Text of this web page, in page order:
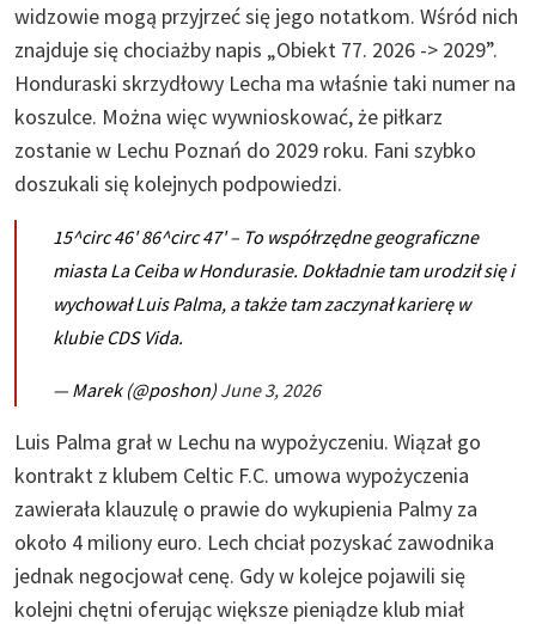
widzowie mogą przyjrzeć się jego notatkom. Wśród nich
znajduje się chociażby napis „Obiekt 77. 2026 -> 2029”.
Honduraski skrzydłowy Lecha ma właśnie taki numer na
koszulce. Można więc wywnioskować, że piłkarz
zostanie w Lechu Poznań do 2029 roku. Fani szybko
doszukali się kolejnych podpowiedzi.
15^circ 46' 86^circ 47' – To współrzędne geograficzne
miasta La Ceiba w Hondurasie. Dokładnie tam urodził się i
wychował Luis Palma, a także tam zaczynał karierę w
klubie CDS Vida.
— Marek (@poshon) June 3, 2026
Luis Palma grał w Lechu na wypożyczeniu. Wiązał go
kontrakt z klubem Celtic F.C. umowa wypożyczenia
zawierała klauzulę o prawie do wykupienia Palmy za
około 4 miliony euro. Lech chciał pozyskać zawodnika
jednak negocjował cenę. Gdy w kolejce pojawili się
kolejni chętni oferując większe pieniądze klub miał